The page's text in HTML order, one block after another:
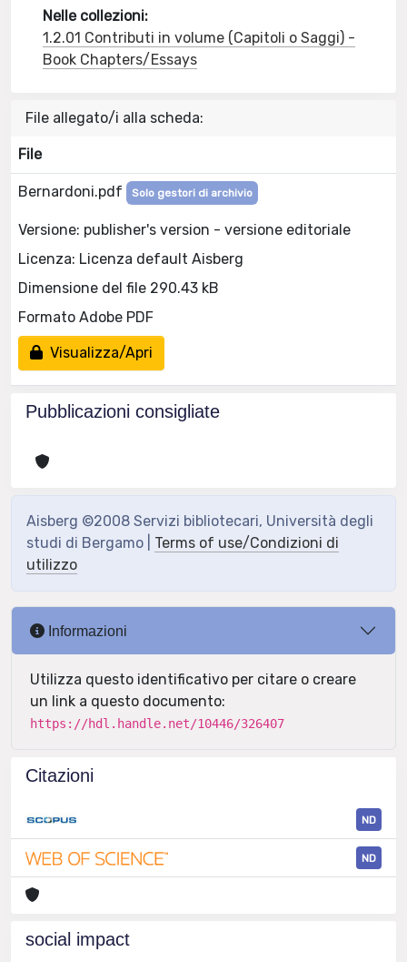
Nelle collezioni:
1.2.01 Contributi in volume (Capitoli o Saggi) -
Book Chapters/Essays
File allegato/i alla scheda:
File
Bernardoni.pdf Solo gestori di archivio
Versione: publisher's version - versione editoriale
Licenza: Licenza default Aisberg
Dimensione del file 290.43 kB
Formato Adobe PDF
Visualizza/Apri
Pubblicazioni consigliate
Aisberg ©2008 Servizi bibliotecari, Università degli
studi di Bergamo | Terms of use/Condizioni di
utilizzo
Informazioni
Utilizza questo identificativo per citare o creare
un link a questo documento:
https://hdl.handle.net/10446/326407
Citazioni
ND
ND
social impact